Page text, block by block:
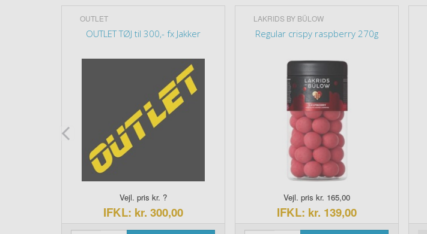
OUTLET
OUTLET TØJ til 300,- fx Jakker
Vejl. pris kr. ?
IFKL: kr. 300,00
LAKRIDS BY BÜLOW
Regular crispy raspberry 270g
Vejl. pris kr. 165,00
IFKL: kr. 139,00